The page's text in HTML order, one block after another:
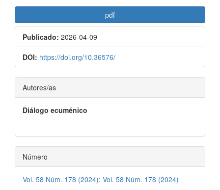
pdf
Publicado: 2026-04-09
DOI: https://doi.org/10.36576/
Contenido
principal
del
artículo
Autores/as
Diálogo ecuménico
Número
Vol. 58 Núm. 178 (2024): Vol. 58 Núm. 178 (2024)